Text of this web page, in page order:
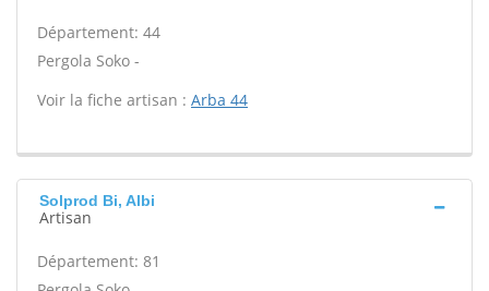
Département: 44
Pergola Soko -
Voir la fiche artisan : Arba 44
Solprod Bi, Albi
Artisan
Département: 81